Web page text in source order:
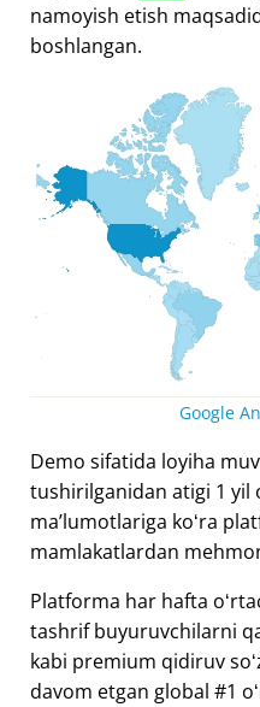
namoyish etish
boshlangan.
Google
Demo sifatida loyiha
tushirilganidan atigi 1 yil
maʼlumotlariga koʻra
mamlakatlardan
Platforma har hafta
tashrif buyuruvchilarni
kabi premium qidiruv
davom etgan global #1